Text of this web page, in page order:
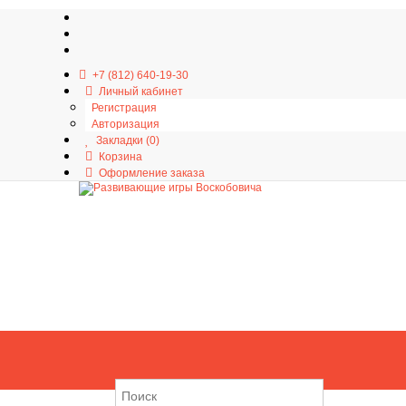
+7 (812) 640-19-30
Личный кабинет
Регистрация
Авторизация
Закладки (0)
Корзина
Оформление заказа